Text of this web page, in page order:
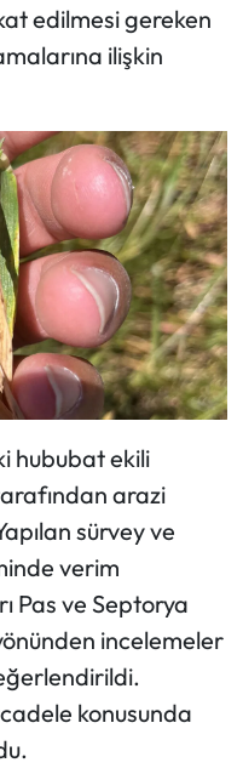
edilmesi gereken
ilişkin
hububat ekili
arazi
sürvey ve
verim
Pas ve Septorya
incelemeler
konusunda